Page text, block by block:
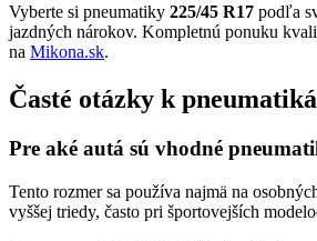
Vyberte si pneumatiky 225/45 R17 podľa
jazdných nárokov. Kompletnú ponuku
na Mikona.sk.
Časté otázky k
Pre aké autá sú vhodné
Tento rozmer sa používa najmä na
vyššej triedy, často pri športovejších